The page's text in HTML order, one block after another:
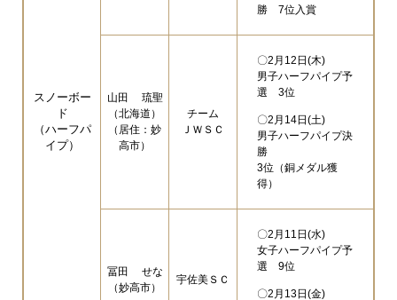
スノーボー
ド
（ハーフパ
イプ）
勝 7位入賞
山田 琉聖
（北海道）
（居住：妙
高市）
チーム
ＪＷＳＣ
〇2月12日(木)
男子ハーフパイプ予
選 3位
〇2月14日(土)
男子ハーフパイプ決
勝
3位（銅メダル獲
得）
冨田 せな
（妙高市）
宇佐美ＳＣ
〇2月11日(水)
女子ハーフパイプ予
選 9位
〇2月13日(金)